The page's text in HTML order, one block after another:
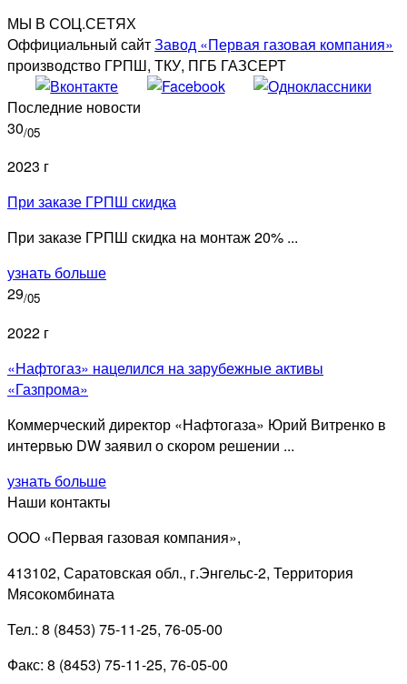
МЫ В СОЦ.СЕТЯХ
Оффициальный сайтЗавод «Первая газовая компания»
производство ГРПШ, ТКУ, ПГБ ГАЗСЕРТ
Последние новости
30/05
2023 г
При заказе ГРПШ скидка
При заказе ГРПШ скидка на монтаж 20% ...
узнать больше
29/05
2022 г
«Нафтогаз» нацелился на зарубежные активы
«Газпрома»
Коммерческий директор «Нафтогаза» Юрий Витренко в
интервью DW заявил о скором решении ...
узнать больше
Наши контакты
ООО «Первая газовая компания»,
413102, Саратовская обл., г.Энгельс-2, Территория
Мясокомбината
Тел.: 8 (8453) 75-11-25, 76-05-00
Факс: 8 (8453) 75-11-25, 76-05-00